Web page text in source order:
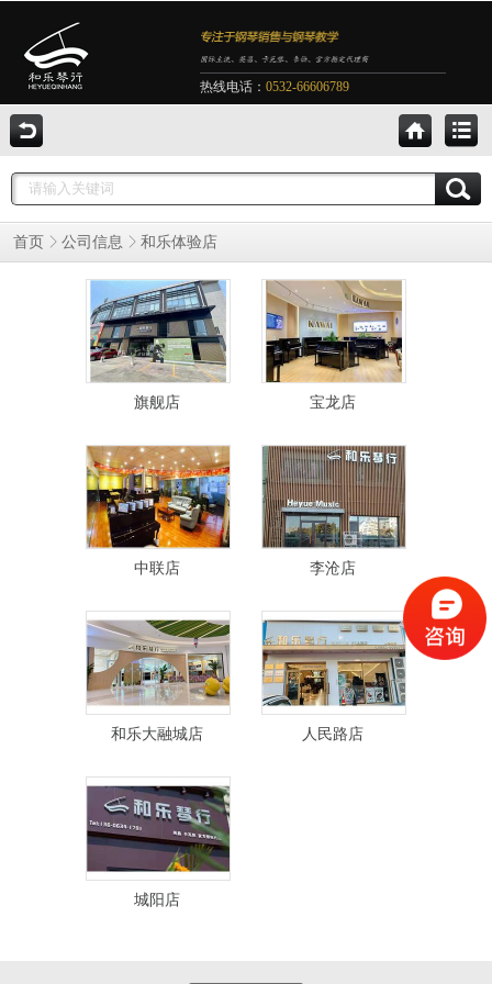
热线电话： 0532-66606789
首页 公司信息 和乐体验店
旗舰店 宝龙店
中联店 李沧店
和乐大融城店 人民路店
城阳店